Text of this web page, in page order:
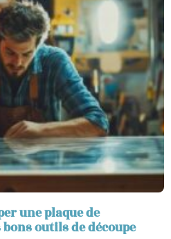
une plaque de
outils de découpe